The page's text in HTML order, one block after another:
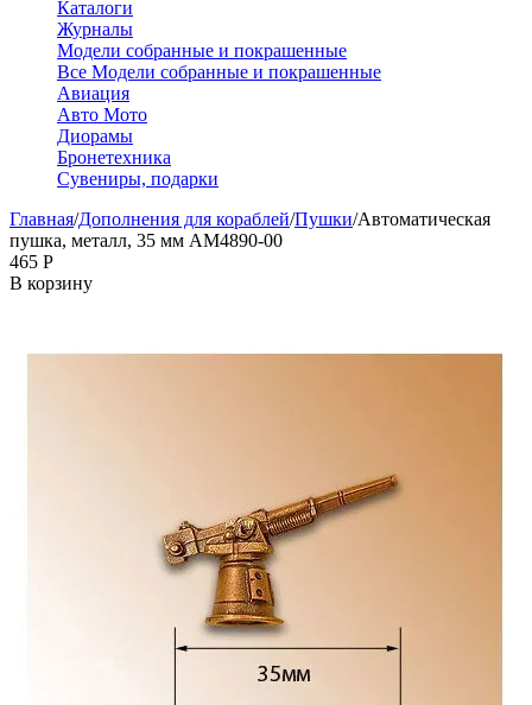
Каталоги
Журналы
Модели собранные и покрашенные
Все Модели собранные и покрашенные
Авиация
Авто Мото
Диорамы
Бронетехника
Сувениры, подарки
Главная/Дополнения для кораблей/Пушки/Автоматическая
пушка, металл, 35 мм AM4890-00
‍465‍ Р
В корзину